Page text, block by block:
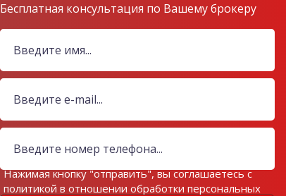
Бесплатная консультация по Вашему брокеру
Нажимая кнопку "отправить", вы соглашаетесь с
политикой в отношении обработки персональных